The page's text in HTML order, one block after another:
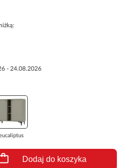
- 24.08.2026
Dodaj do koszyka